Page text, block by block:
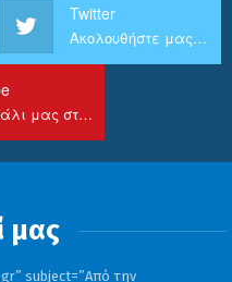
Twitter
Ακολουθήστε μας στο Twitter
Το κανάλι μας στο Youtube
μας
” subject=”Από την